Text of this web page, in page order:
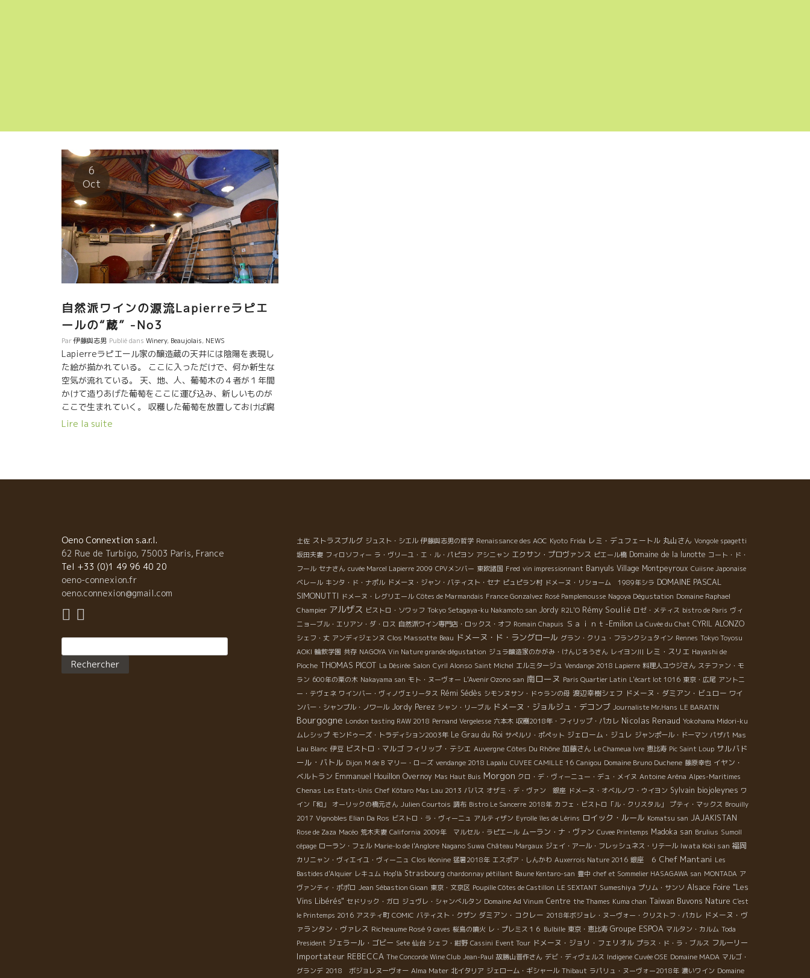
6
Oct
自然派ワインの源流Lapierreラピエ
ールの“蔵” -No3
Par伊藤與志男 Publié dans Winery, Beaujolais, NEWS
Lapierreラピエール家の醸造蔵の天井には陰陽を表現し
た絵が描かれている。 ここに入っただけで、何か新生な
空気が流れている。 天、地、人、葡萄木の４者が１年間
かけて造りあげた葡萄をここに運び込み、新しいものが
ここで生まれていく。 収穫した葡萄を放置しておけば腐
っていくだけ。 モルゴンの畑で育った自生酵母が働いて
Lire la suite
Oeno Connextion s.a.r.l.
62 Rue de Turbigo, 75003 Paris, France
Tel +33 (0)1 49 96 40 20
oeno-connexion.fr
oeno.connexion@gmail.com
土佐 ストラスブルグ ジュスト・シエル 伊藤與志男の哲学 Renaissance des AOC Kyoto Frida レミ・デュフェートル 丸山さん Vongole spagetti
坂田夫妻 フィロソフィー ラ・ヴリーユ・エ・ル・パピヨン アシニャン エクサン・プロヴァンス ピエール橋 Domaine de la lunotte コート・ド・
フール セナさん cuvée Marcel Lapierre 2009 CPVメンバー 東欧諸国 Fred vin impressionnant Banyuls Village Montpeyroux Cuiisne Japonaise
ベレール キンタ・ド・ナポル ドメーヌ・ジャン・バティスト・セナ ピュピラン村 ドメーヌ・リショーム 1989年シラ DOMAINE PASCAL
SIMONUTTI ドメーヌ・レグリエール Côtes de Marmandais France Gonzalvez Rosé Pamplemousse Nagoya Dégustation Domaine Raphael
Champier アルザス ビストロ・ソワッフ Tokyo Setagaya-ku Nakamoto san Jordy R2L'O Rémy Soulié ロゼ・メティス bistro de Paris ヴィ
ニョーブル・エリアン・ダ・ロス 自然派ワイン専門店・ロックス・オフ Romain Chapuis Ｓａｉｎｔ-Emilion La Cuvée du Chat CYRIL ALONZO
シェフ・丈 アンディジェンヌ Clos Massotte Beau ドメーヌ・ド・ラングロール グラン・クリュ・フランクシュタイン Rennes Tokyo Toyosu
AOKI 輪飲学園 共存 NAGOYA Vin Nature grande dégustation ジュラ醸造家のかがみ・けんじろうさん レイヨン川 レミ・スリエ Hayashi de
Pioche THOMAS PICOT La Désirée Salon Cyril Alonso Saint Michel エルミタージュ Vendange 2018 Lapierre 料理人ユウジさん ステファン・モ
ラン 600年の栗の木 Nakayama san モト・ヌーヴォー L'Avenir Ozono san 南ローヌ Paris Quartier Latin L'écart lot 1016 東京・広尾 アントニ
ー・テヴェネ ワインバー・ヴィノヴェリータス Rémi Sédès シモンヌサン・ドゥランの母 渡辺幸樹シェフ ドメーヌ・ダミアン・ビュロー ワイ
ンバー・シャンブル・ノワール Jordy Perez シャン・リーブル ドメーヌ・ジョルジュ・デコンブ Journaliste Mr.Hans LE BARATIN
Bourgogne London tasting RAW 2018 Pernand Vergelesse 六本木 収穫2018年・フィリップ・パカレ Nicolas Renaud Yokohama Midori-ku
ムレシップ モンドゥーズ・トラディション2003年 Le Grau du Roi サぺルリ・ポペット ジェローム・ジュレ ジャンポール・ドーマン パザパ Mas
Lau Blanc 伊豆 ビストロ・マルゴ フィリップ・テシエ Auvergne Côtes Du Rhône 加藤さん Le Chameua Ivre 恵比寿 Pic Saint Loup サルバド
ール・バトル Dijon M de B マリー・ローズ vendange 2018 Lapalu CUVEE CAMILLE 16 Canigou Domaine Bruno Duchene 藤原幸也 イヤン・
ベルトラン Emmanuel Houillon Overnoy Mas Haut Buis Morgon クロ・デ・ヴィーニュー・デュ・メイヌ Antoine Aréna Alpes-Maritimes
Chenas Les Etats-Unis Chef Kôtaro Mas Lau 2013 ババス オザミ・デ・ヴァン 銀座 ドメーヌ・オベルノワ・ウイヨン Sylvain biojoleynes ワ
イン「和」
オーリックの橋元さん Julien Courtois 調布 Bistro Le Sancerre 2018年 カフェ・ビストロ「ル・クリスタル」 プティ・マックス Brouilly
2017 Vignobles Elian Da Ros ビストロ・ラ・ヴィーニュ アルティザン Eyrolle îles de Lérins ロイック・ルール Komatsu san JAJAKISTAN
Rose de Zaza Macéo 荒木夫妻 California 2009年 マルセル・ラピエール ムーラン・ナ・ヴァン Cuvee Printemps Madoka san Brulius Sumoll
cépage ローラン・フェル Marie-lo de l'Anglore Nagano Suwa Château Margaux ジェイ・アール・フレッシュネス・リテール Iwata Koki san 福岡
カリニャン・ヴィエイユ・ヴィーニュ Clos léonine 猛暑2018年 エスポア・しんかわ Auxerrois Nature 2016 銀座 ６ Chef Mantani Les
Bastides d'Alquier レキュム Hop'là Strasbourg chardonnay pétillant Baune Kentaro-san 豊中 chef et Sommelier HASAGAWA san MONTADA ア
ヴァンティ・ポポロ Jean Sébastion Gioan 東京・文京区 Poupille Côtes de Castillon LE SEXTANT Sumeshiya プリム・サンソ Alsace Foire "Les
Vins Libérés" セドリック・ガロ ジュヴレ・シャンべルタン Domaine Ad Vinum Centre the Thames Kuma chan Taiwan Buvons Nature C'est
le Printemps 2016 アスティ町 COMIC バティスト・クザン ダミアン・コクレー 2018年ボジョレ・ヌーヴォー・クリストフ・パカレ ドメーヌ・ヴ
ァランタン・ヴァレス Richeaume Rosé 9 caves 桜島の噴火 レ・プレミス１６ Bulbille 東京・恵比寿 Groupe ESPOA マルタン・カルム Toda
President ジェラール・ゴビー Sete 仙台 シェフ・紺野 Cassini Event Tour ドメーヌ・ジョリ・フェリオル プラス・ド・ラ・ブルス フルーリー
Importateur REBECCA The Concorde Wine Club Jean-Paul 故勝山晋作さん デビ・ディヴェルス Indigene Cuvée OSE Domaine MADA マルゴ・
グランデ 2018 ボジョレヌーヴォー Alma Mater 北イタリア ジェローム・ギシャール Thibaut ラパリュ・ヌーヴォー2018年 濃いワイン Domaine